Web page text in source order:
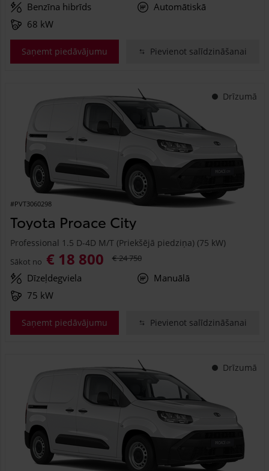
Benzīna hibrīds
Automātiskā
68 kW
Saņemt piedāvājumu Pievienot salīdzināšanai
Drīzumā
#PVT3060298
Toyota Proace City
Professional 1.5 D-4D M/T (Priekšējā piedziņa) (75 kW)
Sākot no € 18 800 € 24 750
Dīzeļdegviela
Manuālā
75 kW
Saņemt piedāvājumu Pievienot salīdzināšanai
Drīzumā